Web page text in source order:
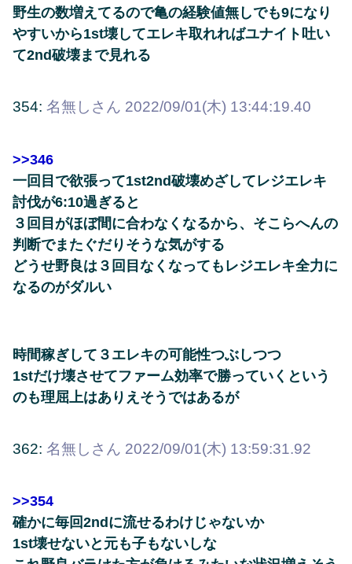
野生の数増えてるので亀の経験値無しでも9になり
やすいから1st壊してエレキ取れればユナイト吐い
て2nd破壊まで見れる
354: 名無しさん 2022/09/01(木) 13:44:19.40
>>346
一回目で欲張って1st2nd破壊めざしてレジエレキ
討伐が6:10過ぎると
３回目がほぼ間に合わなくなるから、そこらへんの
判断でまたぐだりそうな気がする
どうせ野良は３回目なくなってもレジエレキ全力に
なるのがダルい
時間稼ぎして３エレキの可能性つぶしつつ
1stだけ壊させてファーム効率で勝っていくという
のも理屈上はありえそうではあるが
362: 名無しさん 2022/09/01(木) 13:59:31.92
>>354
確かに毎回2ndに流せるわけじゃないか
1st壊せないと元も子もないしな